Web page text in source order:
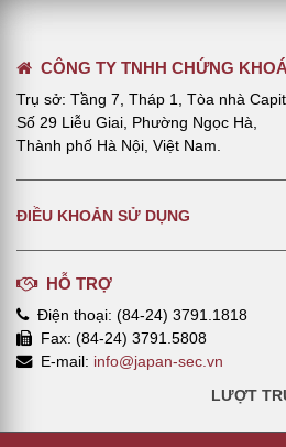
CÔNG TY TNHH CHỨNG
Trụ sở: Tầng 7, Tháp 1, Tòa nhà
Số 29 Liễu Giai, Phường Ngọc Hà,
Thành phố Hà Nội, Việt Nam.
ĐIỀU KHOẢN SỬ DỤNG
HỖ TRỢ
Điện thoại: (84-24) 3791.1818
Fax: (84-24) 3791.5808
E-mail: info@japan-sec.vn
LƯỢT